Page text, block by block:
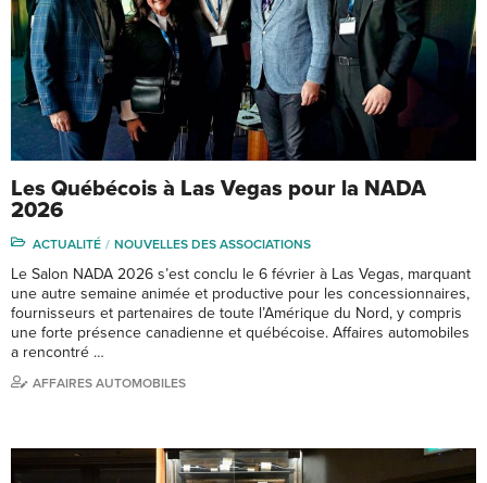
Les Québécois à Las Vegas pour la NADA
2026
ACTUALITÉ NOUVELLES DES ASSOCIATIONS
Le Salon NADA 2026 s’est conclu le 6 février à Las Vegas, marquant
une autre semaine animée et productive pour les concessionnaires,
fournisseurs et partenaires de toute l’Amérique du Nord, y compris
une forte présence canadienne et québécoise. Affaires automobiles
a rencontré …
AFFAIRES AUTOMOBILES